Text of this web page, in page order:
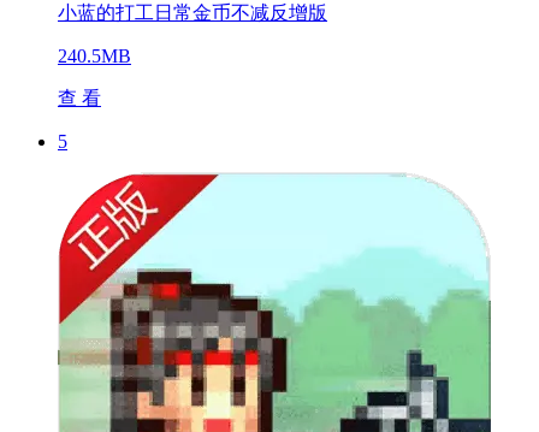
小蓝的打工日常金币不减反增版
240.5MB
查 看
5